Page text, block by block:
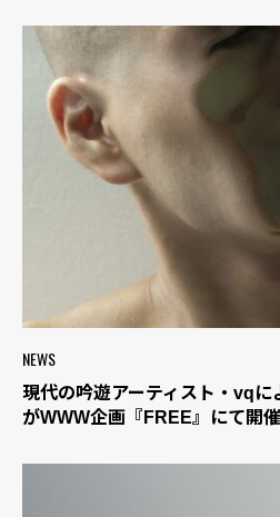
NEWS
現代の吟遊アーティスト・vqに
がWWW企画『FREE』にて開催